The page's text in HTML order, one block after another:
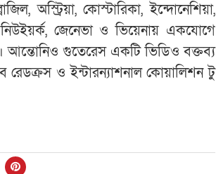
অস্ট্রিয়া, কোস্টারিকা, ইন্দোনেশিয়া,
জেনেভা ও ভিয়েনায় একযোগে
আন্তোনিও গুতেরেস একটি ভিডিও বক্তব্য
রেডক্রস ও ইন্টারন্যাশনাল কোয়ালিশন টু